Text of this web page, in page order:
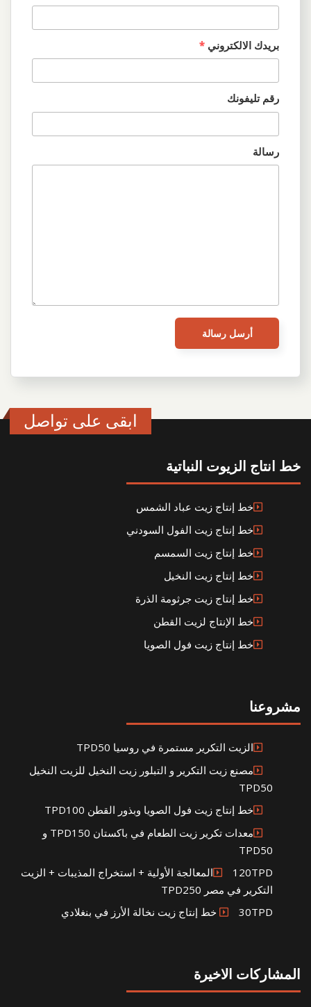
بريدك الالكتروني *
رقم تليفونك
رسالة
ابقى على تواصل
خط انتاج الزيوت النباتية
خط إنتاج زيت عباد الشمس
خط إنتاج زيت الفول السودني
خط إنتاج زيت السمسم
خط إنتاج زيت النخيل
خط إنتاج زيت جرثومة الذرة
خط الإنتاج لزيت القطن
خط إنتاج زيت فول الصويا
مشروعنا
الزيت التكرير مستمرة في روسيا TPD50
مصنع زيت التكرير و التبلور زيت النخيل للزيت النخيل
TPD50
خط إنتاج زيت فول الصويا وبذور القطن TPD100
معدات تكرير زيت الطعام في باكستان TPD150 و
TPD50
120TPDالمعالجة الأولية + استخراج المذيبات + الزيت
التكرير في مصر TPD250
30TPD خط إنتاج زيت نخالة الأرز في بنغلادي
المشاركات الاخيرة